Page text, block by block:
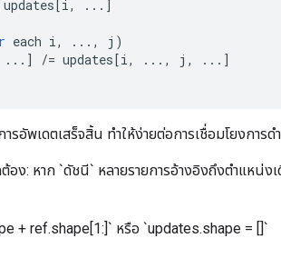
updates[i, ... ]
each i, ..., j )
... ] /= updates[i, ..., j , ... ]
อัพเดตเสร็จสิ้น ทำให้ง่ายต่อการเชื่อมโยงการด
อง: หาก `ดัชนี` หลายรายการอ้างอิงถึงตำแหน่ง
+ ref.shape[1:]` หรือ `updates.shape = []`